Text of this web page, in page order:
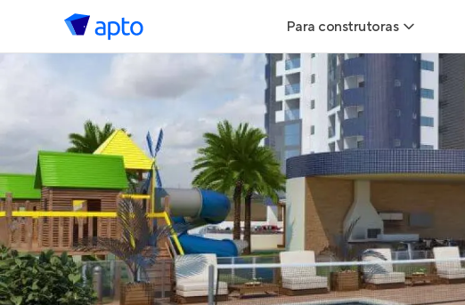
Para construtoras
Geração de Leads
Geração de Visitas
Geração de Vendas
Maiores Construtoras
Parcerias Imobiliárias